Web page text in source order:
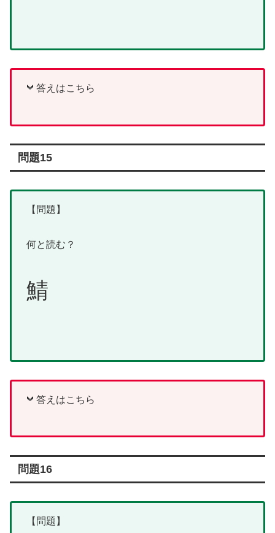
答えはこちら
問題15
【問題】
何と読む？
鯖
答えはこちら
問題16
【問題】